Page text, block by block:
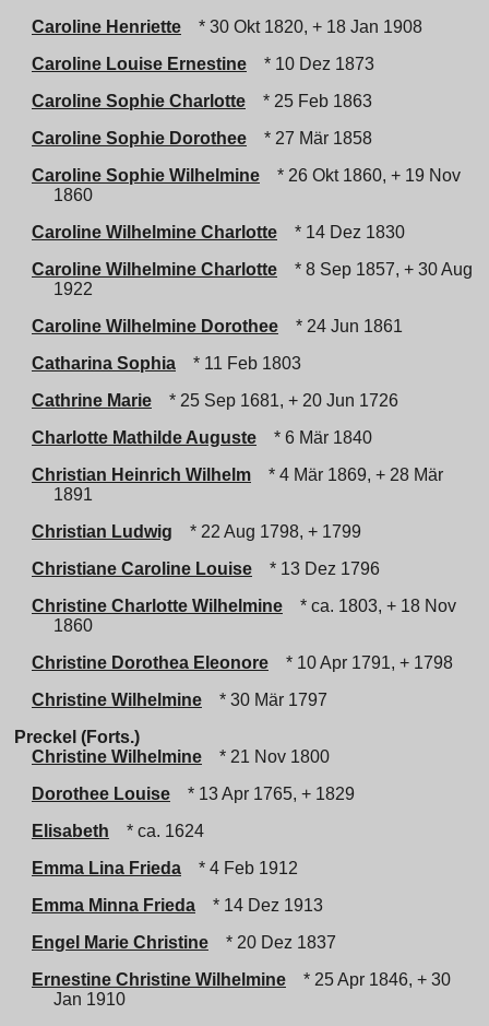
Caroline Henriette
* 30 Okt 1820, + 18 Jan 1908
Caroline Louise Ernestine
* 10 Dez 1873
Caroline Sophie Charlotte
* 25 Feb 1863
Caroline Sophie Dorothee
* 27 Mär 1858
Caroline Sophie Wilhelmine
* 26 Okt 1860, + 19 Nov
1860
Caroline Wilhelmine Charlotte
* 14 Dez 1830
Caroline Wilhelmine Charlotte
* 8 Sep 1857, + 30 Aug
1922
Caroline Wilhelmine Dorothee
* 24 Jun 1861
Catharina Sophia
* 11 Feb 1803
Cathrine Marie
* 25 Sep 1681, + 20 Jun 1726
Charlotte Mathilde Auguste
* 6 Mär 1840
Christian Heinrich Wilhelm
* 4 Mär 1869, + 28 Mär
1891
Christian Ludwig
* 22 Aug 1798, + 1799
Christiane Caroline Louise
* 13 Dez 1796
Christine Charlotte Wilhelmine
* ca. 1803, + 18 Nov
1860
Christine Dorothea Eleonore
* 10 Apr 1791, + 1798
Christine Wilhelmine
* 30 Mär 1797
Preckel (Forts.)
Christine Wilhelmine
* 21 Nov 1800
Dorothee Louise
* 13 Apr 1765, + 1829
Elisabeth
* ca. 1624
Emma Lina Frieda
* 4 Feb 1912
Emma Minna Frieda
* 14 Dez 1913
Engel Marie Christine
* 20 Dez 1837
Ernestine Christine Wilhelmine
* 25 Apr 1846, + 30
Jan 1910